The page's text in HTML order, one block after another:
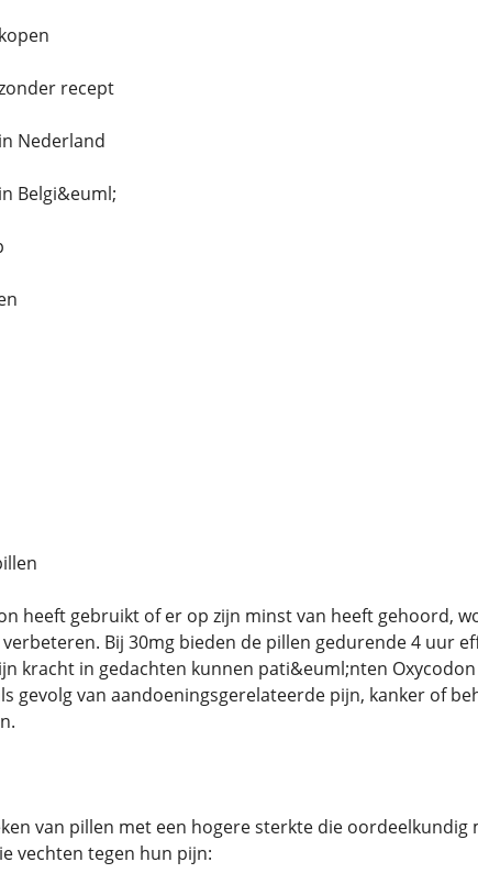
recept
Nederland
Belgi&euml;
heeft gebruikt of er op zijn minst van heeft gehoord,
Bij 30mg bieden de pillen gedurende 4 uur
kracht in gedachten kunnen pati&euml;nten
gevolg van aandoeningsgerelateerde pijn, kanker of
van pillen met een hogere sterkte die
vechten tegen hun pijn: